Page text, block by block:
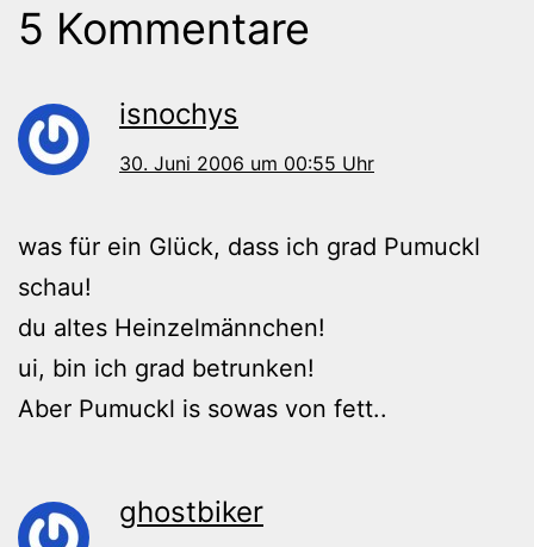
5 Kommentare
isnochys
30. Juni 2006 um 00:55 Uhr
was für ein Glück, dass ich grad Pumuckl
schau!
du altes Heinzelmännchen!
ui, bin ich grad betrunken!
Aber Pumuckl is sowas von fett..
ghostbiker